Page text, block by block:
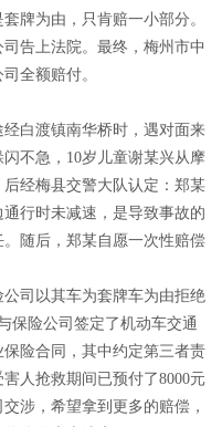
牌为由，只肯赔一小部分。
告上法院。最终，梅州市中
全额赔付。
白渡镇南华桥时，遇对面来
不急，10岁儿童谢某兴从摩
经梅县交警大队认定：郑某
行时未减速，是导致事故的
随后，郑某自愿一次性赔偿
司以其车为套牌车为由拒绝
保险公司签定了机动车交通
险合同，其中约定第三者责
人抢救期间已预付了8000元
涉，希望拿到更多的赔偿，